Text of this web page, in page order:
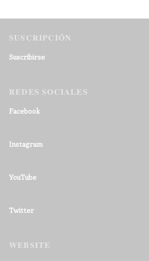
SUSCRIPCIÓN
Suscribirse
REDES SOCIALES
Facebook
Instagram
YouTube
Twitter
WEBSITE